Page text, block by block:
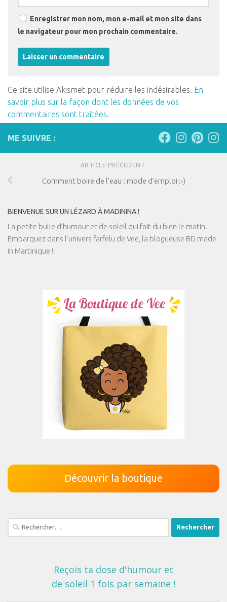
Enregistrer mon nom, mon e-mail et mon site dans
le navigateur pour mon prochain commentaire.
Ce site utilise Akismet pour réduire les indésirables. En
savoir plus sur la façon dont les données de vos
commentaires sont traitées.
ME SUIVRE :
ARTICLE PRÉCÉDENT
Comment boire de l’eau : mode d’emploi :-)
BIENVENUE SUR UN LÉZARD À MADININA !
La petite bulle d’humour et de soleil qui fait du bien le matin.
Embarquez dans l'univers farfelu de Vee, la blogueuse BD made
in Martinique !
Découvrir la boutique
Rechercher :